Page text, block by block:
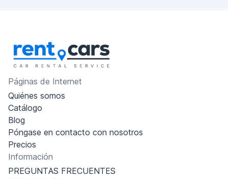
Páginas de Internet
Quiénes somos
Catálogo
Blog
Póngase en contacto con nosotros
Precios
Información
PREGUNTAS FRECUENTES